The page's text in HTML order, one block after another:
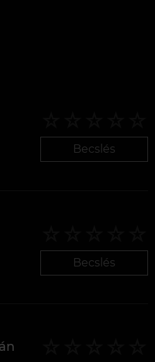
Becslés
Becslés